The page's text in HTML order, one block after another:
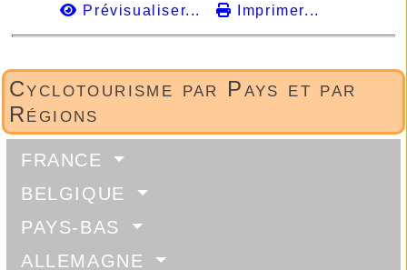
Cyclotourisme par Pays et par
Régions
FRANCE
BELGIQUE
PAYS-BAS
ALLEMAGNE
Prévisualiser... Imprimer...